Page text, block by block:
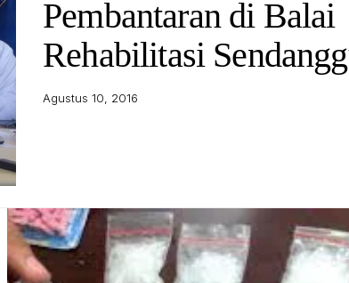
Pembantaran di Balai
Rehabilitasi
Agustus 10, 2016